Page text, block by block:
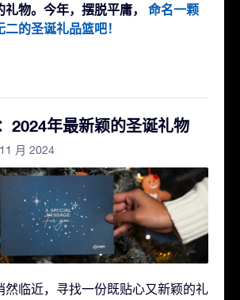
物。今年，摆脱平庸， 命名一颗
的圣诞礼品篮吧！
2024年最新颖的圣诞礼物
月 2024
然临近，寻找一份既贴心又新颖的礼